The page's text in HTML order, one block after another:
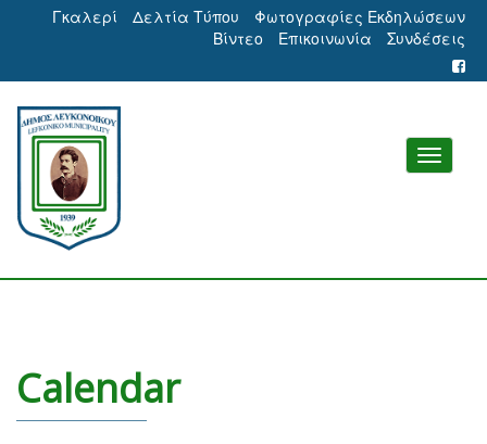
Γκαλερί Δελτία Τύπου
Φωτογραφίες Εκδηλώσεων
Βίντεο
Επικοινωνία Συνδέσεις
Calendar